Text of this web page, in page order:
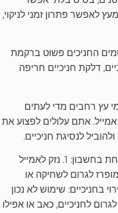
לאפשר פתרון זמני לניקוי,
החניכים פשוט ברקמת
דלקת חניכיים חריפה
עץ רחבים מדי לעתים
אתם עלולים לפצוע את
לנסיגת חניכיים.
שימוש בקיסמי עץ עלול לגרום נזק לשיניים אם לא נעשה שימוש נכון. הנה כמה דברים שכדאי לקחת בחשבון: 1. נזק לאמייל
לגרום לשחיקה או
זה יכול להוביל להחלשת האמייל, רגישות שיניים וסיכון מוגבר לעששת. 2. גירוי בחניכיים: שימוש לא נכון
לחניכיים, כאב או אפילו